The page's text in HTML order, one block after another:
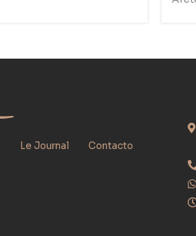
Le Journal Contacto